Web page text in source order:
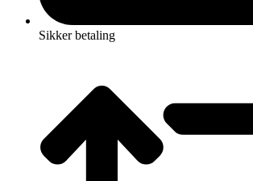
Sikker betaling